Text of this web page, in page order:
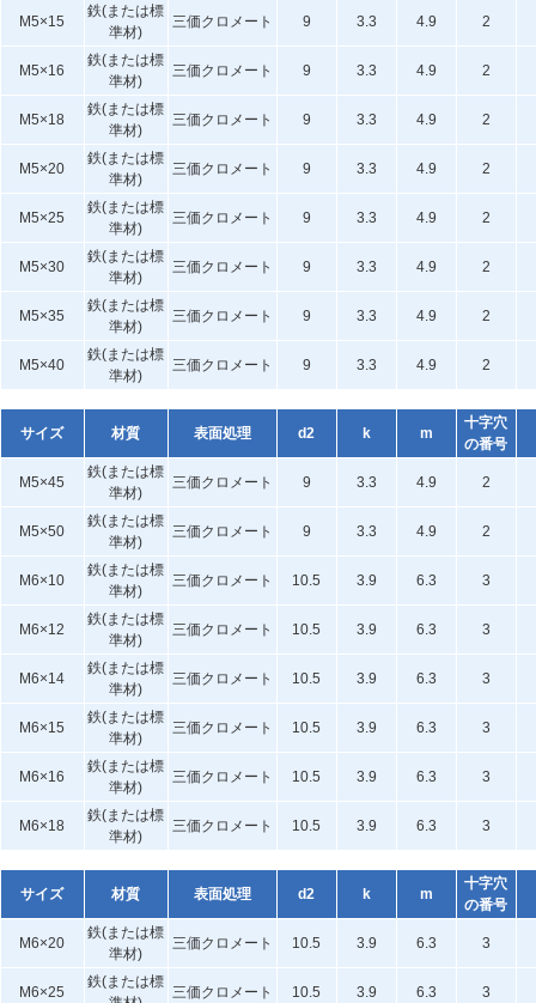
M5×15
鉄(または標
準材)
三価クロメート 9 3.3 4.9 2
M5×16
鉄(または標
準材)
三価クロメート 9 3.3 4.9 2
M5×18
鉄(または標
準材)
三価クロメート 9 3.3 4.9 2
M5×20
鉄(または標
準材)
三価クロメート 9 3.3 4.9 2
M5×25
鉄(または標
準材)
三価クロメート 9 3.3 4.9 2
M5×30
鉄(または標
準材)
三価クロメート 9 3.3 4.9 2
M5×35
鉄(または標
準材)
三価クロメート 9 3.3 4.9 2
M5×40
鉄(または標
準材)
三価クロメート 9 3.3 4.9 2
サイズ 材質 表面処理 d2 k m
十字穴
の番号
M5×45
鉄(または標
準材)
三価クロメート 9 3.3 4.9 2
M5×50
鉄(または標
準材)
三価クロメート 9 3.3 4.9 2
M6×10
鉄(または標
準材)
三価クロメート 10.5 3.9 6.3 3
M6×12
鉄(または標
準材)
三価クロメート 10.5 3.9 6.3 3
M6×14
鉄(または標
準材)
三価クロメート 10.5 3.9 6.3 3
M6×15
鉄(または標
準材)
三価クロメート 10.5 3.9 6.3 3
M6×16
鉄(または標
準材)
三価クロメート 10.5 3.9 6.3 3
M6×18
鉄(または標
準材)
三価クロメート 10.5 3.9 6.3 3
サイズ 材質 表面処理 d2 k m
十字穴
の番号
M6×20
鉄(または標
準材)
三価クロメート 10.5 3.9 6.3 3
M6×25
鉄(または標
三価クロメート 10.5 3.9 6.3 3